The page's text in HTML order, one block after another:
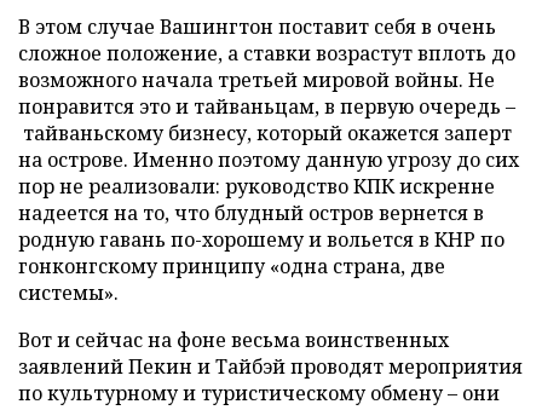
В этом случае Вашингтон поставит себя в очень
сложное положение, а ставки возрастут вплоть до
возможного начала третьей мировой войны. Не
понравится это и тайваньцам, в первую очередь –
тайваньскому бизнесу, который окажется заперт
на острове. Именно поэтому данную угрозу до сих
пор не реализовали: руководство КПК искренне
надеется на то, что блудный остров вернется в
родную гавань по-хорошему и вольется в КНР по
гонконгскому принципу «одна страна, две
системы».
Вот и сейчас на фоне весьма воинственных
заявлений Пекин и Тайбэй проводят мероприятия
по культурному и туристическому обмену – они